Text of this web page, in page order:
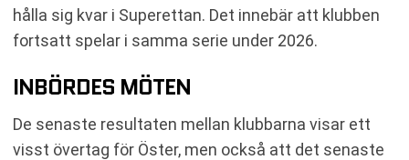
hålla sig kvar i Superettan. Det innebär att klubben
fortsatt spelar i samma serie under 2026.
INBÖRDES MÖTEN
De senaste resultaten mellan klubbarna visar ett
visst övertag för Öster, men också att det senaste